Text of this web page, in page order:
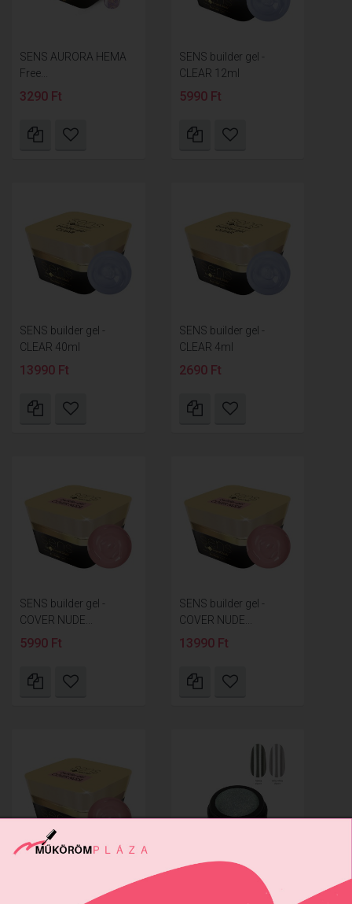
SENS AURORA HEMA
Free...
3290 Ft
SENS builder gel -
CLEAR 12ml
5990 Ft
SENS builder gel -
CLEAR 40ml
13990 Ft
SENS builder gel -
CLEAR 4ml
2690 Ft
SENS builder gel -
COVER NUDE...
5990 Ft
SENS builder gel -
COVER NUDE...
13990 Ft
SENS ChroMirror